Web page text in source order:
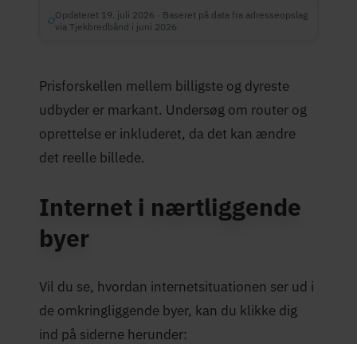
Opdateret 19. juli 2026 · Baseret på data fra adresseopslag
via Tjekbredbånd i juni 2026
Prisforskellen mellem billigste og dyreste
udbyder er markant. Undersøg om router og
oprettelse er inkluderet, da det kan ændre
det reelle billede.
Internet i nærtliggende
byer
Vil du se, hvordan internetsituationen ser ud i
de omkringliggende byer, kan du klikke dig
ind på siderne herunder: